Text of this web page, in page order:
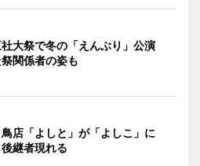
大祭で冬の「えんぶり」公演
関係者の姿も
鳥店「よしと」が「よしこ」に
継者現れる